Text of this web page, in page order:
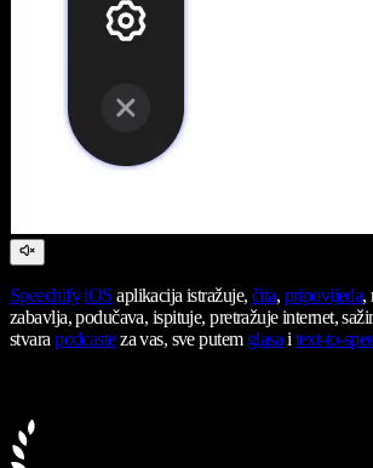
Speechify iOS aplikacija istražuje, čita, pripovijeda,
zabavlja, podučava, ispituje, pretražuje internet,
stvarapodcasteza vas, sve putem glasaitext-to-